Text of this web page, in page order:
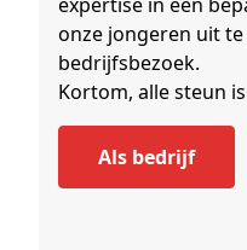
onze jongeren uit
bedrijfsbezoek.
Kortom, alle steun
als bedrijf